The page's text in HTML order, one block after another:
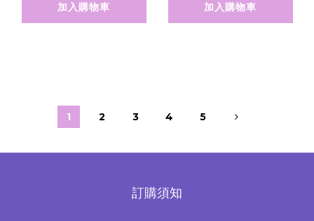
加入購物車 加入購物車
1 2 3 4 5
訂購須知